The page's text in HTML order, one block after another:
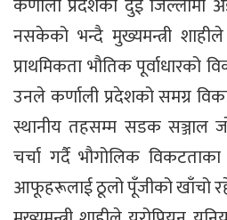
नसकेको भन्दै मुख्यमन्त्री
प्राथमिकता भौतिक पूर्वाधारको
उनले कर्णाली प्रदेशको समग्र
स्थानीय तहसम्म सडक सञ्जाल
चर्चा गर्दै भौगोलिक विकटताका
आफूहरूलाई ठूलो पूँजीको खाँचो